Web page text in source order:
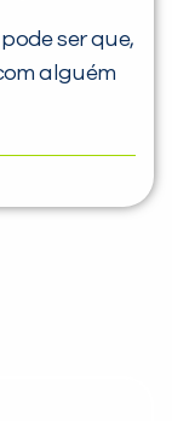
ser que,
alguém